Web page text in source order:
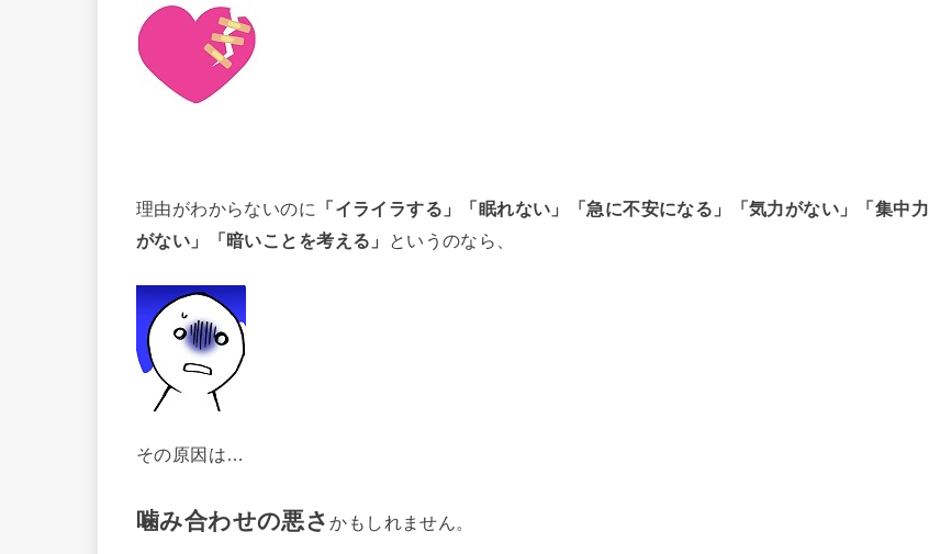
理由がわからないのに
「イライラする」「眠れない」「急に不安になる」「気力がない」「集中力
がない」「暗いことを考える」
というのなら、
その原因は…
噛み合わせの悪さかもしれません。